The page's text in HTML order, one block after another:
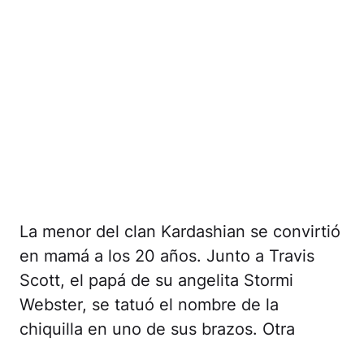
La menor del clan Kardashian se convirtió
en mamá a los 20 años. Junto a Travis
Scott, el papá de su angelita Stormi
Webster, se tatuó el nombre de la
chiquilla en uno de sus brazos. Otra